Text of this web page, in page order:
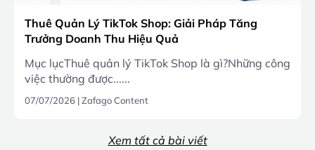
Thuê Quản Lý TikTok Shop: Giải Pháp Tăng
Trưởng Doanh Thu Hiệu Quả
Mục lụcThuê quản lý TikTok Shop là gì?Những công
việc thường được......
07/07/2026 |Zafago Content
Xem tất cả bài viết